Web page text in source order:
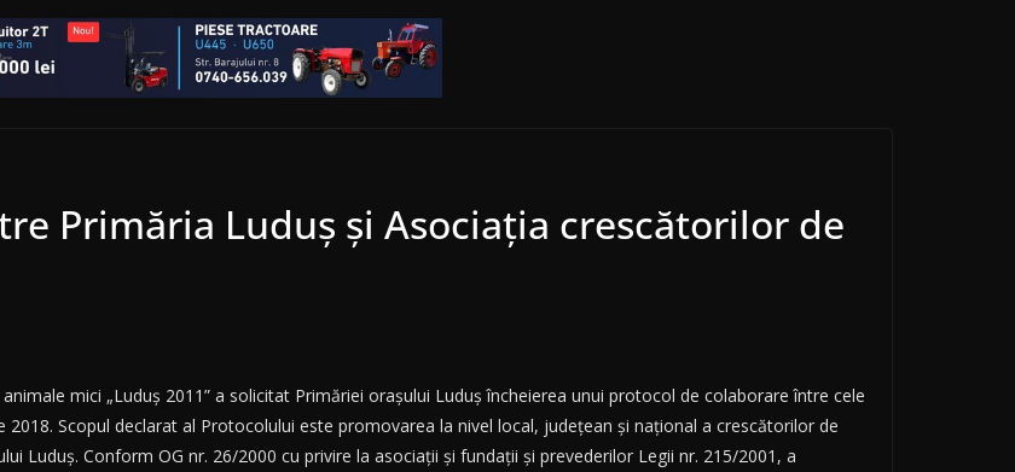
Primăria Luduș și Asociația crescătorilor de
mici „Luduș 2011” a solicitat Primăriei orașului Luduș încheierea unui protocol de colaborare între cele
Scopul declarat al Protocolului este promovarea la nivel local, județean și național a crescătorilor de
Luduș. Conform OG nr. 26/2000 cu privire la asociații și fundații și prevederilor Legii nr. 215/2001, a